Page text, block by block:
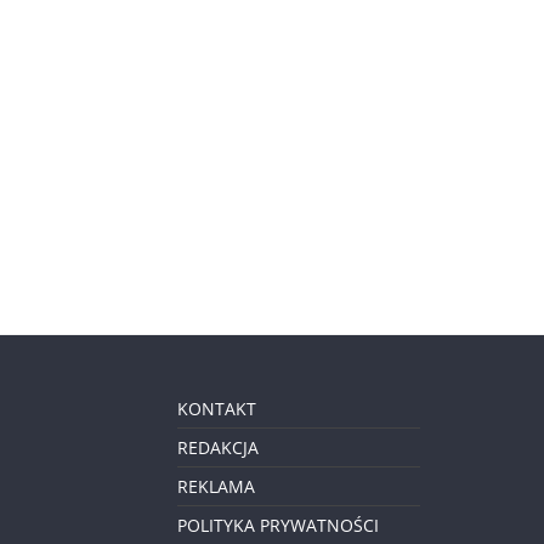
KONTAKT
REDAKCJA
REKLAMA
POLITYKA PRYWATNOŚCI